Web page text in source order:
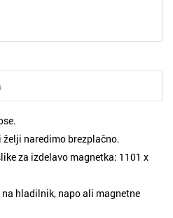
naredimo brezplačno.
za izdelavo magnetka: 1101 х
hladilnik, napo ali magnetne